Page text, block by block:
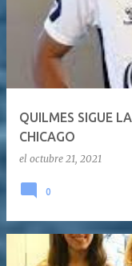
QUILMES SIGUE
CHICAGO
el octubre 21, 2021
0